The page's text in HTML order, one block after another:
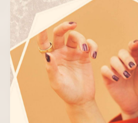
ニケーションも取りやすく、自分
すい点も魅力です。その結果、満
つながります。特にカフェ併設型
施術中の会話やドリンクサービス
み、より自分らしいデザインを選
「ネイルサロン カフェ併設」や「
ュ」などの関連ワードで検索し、
特徴を比較すると、自分にぴった